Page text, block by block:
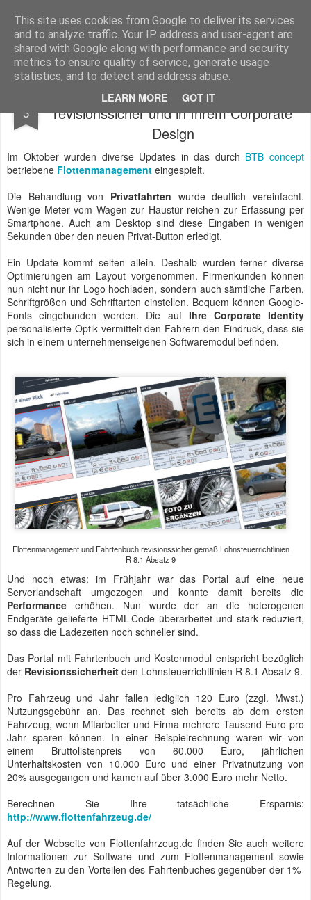
This site uses cookies from Google to deliver its services
and to analyze traffic. Your IP address and user-agent are
shared with Google along with performance and security
metrics to ensure quality of service, generate usage
statistics, and to detect and address abuse.
LEARN MORE GOT IT
BTB concept Media GmbH Presseberichte zu Bundespolitik, Diplomatie, Sicherheitspolitik, Wirtschaft, Fahrzeugtechnik und IT - Pressedienst, Fachartikel, Bildredaktion, O-Ton-Videos
3
Fahrtenbuch und Flottenmanagement -
revisionssicher und in Ihrem Corporate
Design
Im Oktober wurden diverse Updates in das durch BTB concept
betriebene Flottenmanagement eingespielt.
Die Behandlung von Privatfahrten wurde deutlich vereinfacht.
Wenige Meter vom Wagen zur Haustür reichen zur Erfassung per
Smartphone. Auch am Desktop sind diese Eingaben in wenigen
Sekunden über den neuen Privat-Button erledigt.
Ein Update kommt selten allein. Deshalb wurden ferner diverse
Optimierungen am Layout vorgenommen. Firmenkunden können
nun nicht nur ihr Logo hochladen, sondern auch sämtliche Farben,
Schriftgrößen und Schriftarten einstellen. Bequem können Google-
Fonts eingebunden werden. Die auf Ihre Corporate Identity
personalisierte Optik vermittelt den Fahrern den Eindruck, dass sie
sich in einem unternehmenseigenen Softwaremodul befinden.
Flottenmanagement und Fahrtenbuch revisionssicher gemäß Lohnsteuerrichtlinien
R 8.1 Absatz 9
Und noch etwas: im Frühjahr war das Portal auf eine neue
Serverlandschaft umgezogen und konnte damit bereits die
Performance erhöhen. Nun wurde der an die heterogenen
Endgeräte gelieferte HTML-Code überarbeitet und stark reduziert,
so dass die Ladezeiten noch schneller sind.
Das Portal mit Fahrtenbuch und Kostenmodul entspricht bezüglich
der Revisionssicherheit den Lohnsteuerrichtlinien R 8.1 Absatz 9.
Pro Fahrzeug und Jahr fallen lediglich 120 Euro (zzgl. Mwst.)
Nutzungsgebühr an. Das rechnet sich bereits ab dem ersten
Fahrzeug, wenn Mitarbeiter und Firma mehrere Tausend Euro pro
Jahr sparen können. In einer Beispielrechnung waren wir von
einem Bruttolistenpreis von 60.000 Euro, jährlichen
Unterhaltskosten von 10.000 Euro und einer Privatnutzung von
20% ausgegangen und kamen auf über 3.000 Euro mehr Netto.
Berechnen Sie Ihre tatsächliche Ersparnis:
http://www.flottenfahrzeug.de/
Auf der Webseite von Flottenfahrzeug.de finden Sie auch weitere
Informationen zur Software und zum Flottenmanagement sowie
Antworten zu den Vorteilen des Fahrtenbuches gegenüber der 1%-
Regelung.